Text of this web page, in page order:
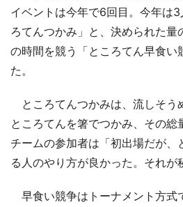
イベントは今年で6回目。今年は3
ろてんつかみ」と、決められた量
の時間を競う「ところてん早食い
た。
ところてんつかみは、流しそう
ところてんを箸でつかみ、その総
チームの参加者は「初出場だが、
る人のやり方が良かった。それが
早食い競争はトーナメント方式